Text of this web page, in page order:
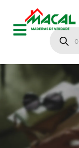
Pesquisar
produtos